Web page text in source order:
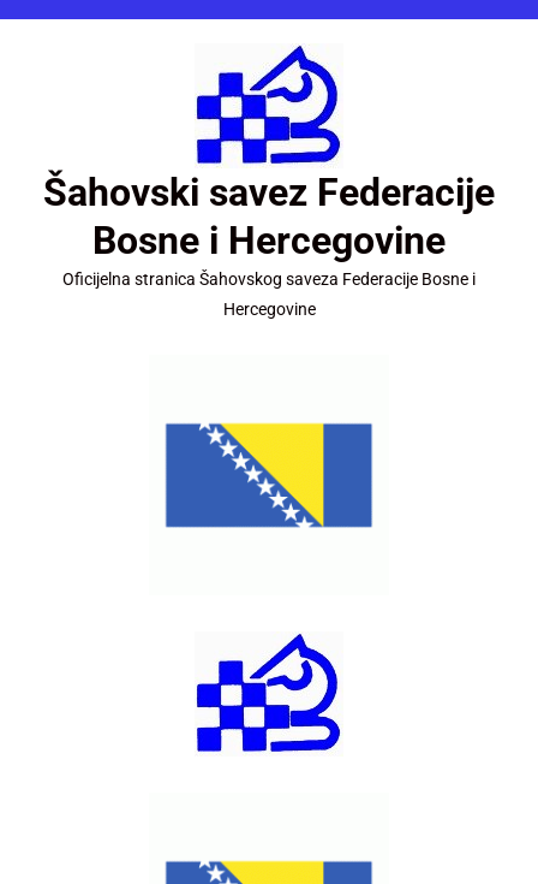
Šahovski savez Federacije
Bosne i Hercegovine
Oficijelna stranica Šahovskog saveza Federacije Bosne i
Hercegovine